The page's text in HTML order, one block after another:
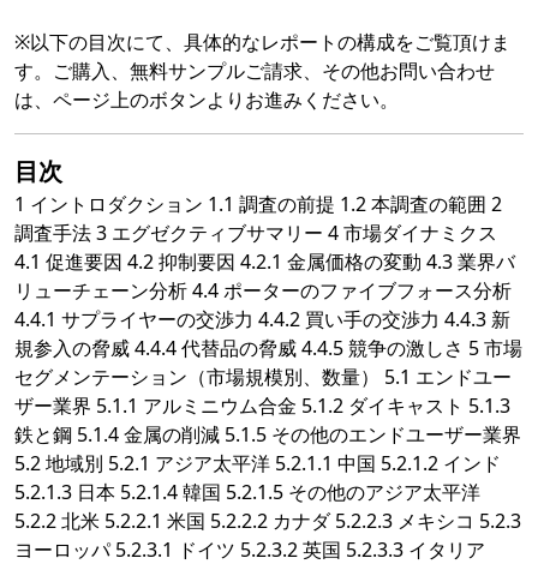
※以下の目次にて、具体的なレポートの構成をご覧頂けま
す。ご購入、無料サンプルご請求、その他お問い合わせ
は、ページ上のボタンよりお進みください。
目次
1 イントロダクション 1.1 調査の前提 1.2 本調査の範囲 2
調査手法 3 エグゼクティブサマリー 4 市場ダイナミクス
4.1 促進要因 4.2 抑制要因 4.2.1 金属価格の変動 4.3 業界バ
リューチェーン分析 4.4 ポーターのファイブフォース分析
4.4.1 サプライヤーの交渉力 4.4.2 買い手の交渉力 4.4.3 新
規参入の脅威 4.4.4 代替品の脅威 4.4.5 競争の激しさ 5 市場
セグメンテーション（市場規模別、数量） 5.1 エンドユー
ザー業界 5.1.1 アルミニウム合金 5.1.2 ダイキャスト 5.1.3
鉄と鋼 5.1.4 金属の削減 5.1.5 その他のエンドユーザー業界
5.2 地域別 5.2.1 アジア太平洋 5.2.1.1 中国 5.2.1.2 インド
5.2.1.3 日本 5.2.1.4 韓国 5.2.1.5 その他のアジア太平洋
5.2.2 北米 5.2.2.1 米国 5.2.2.2 カナダ 5.2.2.3 メキシコ 5.2.3
ヨーロッパ 5.2.3.1 ドイツ 5.2.3.2 英国 5.2.3.3 イタリア